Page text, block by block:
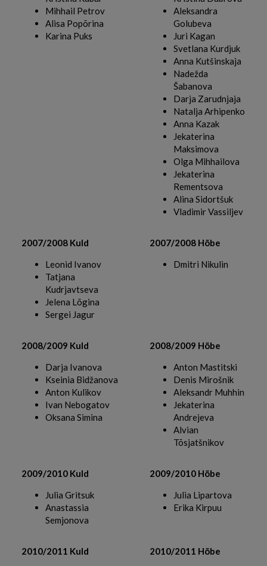
Mihhail Petrov
Alisa Popõrina
Karina Puks
Aleksandra
Golubeva
Juri Kagan
Svetlana Kurdjuk
Anna Kutšinskaja
Nadežda
Šabanova
Darja Zarudnjaja
Natalja Arhipenko
Anna Kazak
Jekaterina
Maksimova
Olga Mihhailova
Jekaterina
Rementsova
Alina Sidortšuk
Vladimir Vassiljev
2007/2008 Kuld
Leonid Ivanov
Tatjana
Kudrjavtseva
Jelena Lõgina
Sergei Jagur
2007/2008 Hõbe
Dmitri Nikulin
2008/2009 Kuld
Darja Ivanova
Kseinia Bidžanova
Anton Kulikov
Ivan Nebogatov
Oksana Simina
2008/2009 Hõbe
Anton Mastitski
Denis Mirošnik
Aleksandr Muhhin
Jekaterina
Andrejeva
Alvian
Tõsjatšnikov
2009/2010 Kuld
Julia Gritsuk
Anastassia
Semjonova
2009/2010 Hõbe
Julia Lipartova
Erika Kirpuu
2010/2011 Kuld
2010/2011 Hõbe